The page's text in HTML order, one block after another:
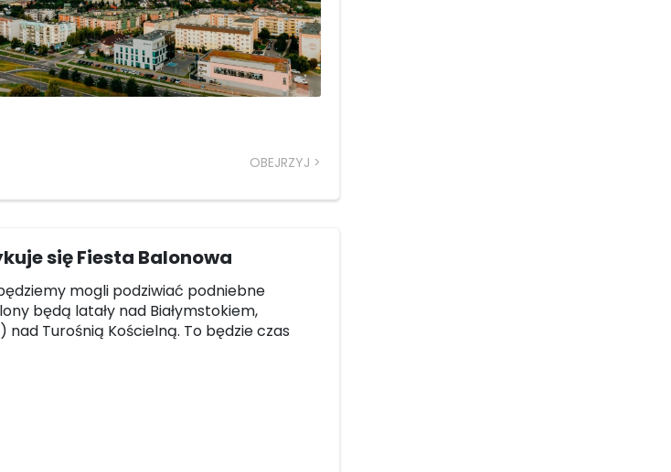
OBEJRZYJ
się Fiesta Balonowa
mogli podziwiać podniebne
będą latały nad Białymstokiem,
nad Turośnią Kościelną. To będzie czas